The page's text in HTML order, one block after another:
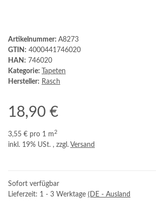
Artikelnummer: A8273
GTIN: 4000441746020
HAN: 746020
Kategorie:
Tapeten
Hersteller: Rasch
18,90 €
3,55 € pro 1 m 2
inkl. 19% USt. , zzgl. Versand
Sofort verfügbar
Lieferzeit: 1 - 3 Werktage (DE - Ausland